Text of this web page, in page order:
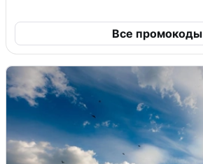
Все промокоды